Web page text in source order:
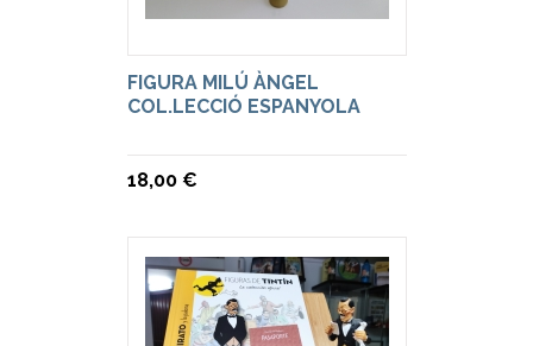
FIGURA MILÚ ÀNGEL
COL.LECCIÓ ESPANYOLA
18,00 €